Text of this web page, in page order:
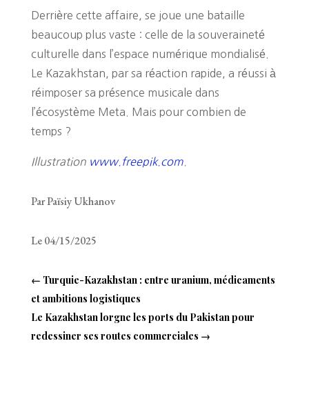
Derrière cette affaire, se joue une bataille
beaucoup plus vaste : celle de la souveraineté
culturelle dans l’espace numérique mondialisé.
Le Kazakhstan, par sa réaction rapide, a réussi à
réimposer sa présence musicale dans
l’écosystème Meta. Mais pour combien de
temps ?
Illustration www.freepik.com.
Par Païsiy Ukhanov
Le 04/15/2025
← Turquie-Kazakhstan : entre uranium, médicaments
et ambitions logistiques
Le Kazakhstan lorgne les ports du Pakistan pour
redessiner ses routes commerciales →